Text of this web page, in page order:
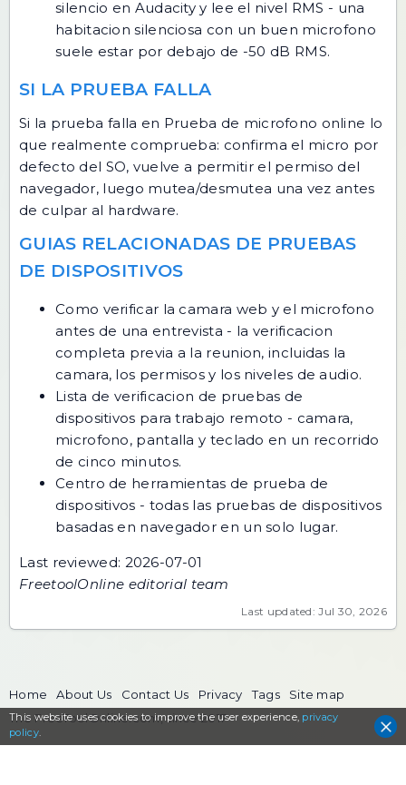
silencio en Audacity y lee el nivel RMS - una
habitacion silenciosa con un buen microfono
suele estar por debajo de -50 dB RMS.
SI LA PRUEBA FALLA
Si la prueba falla en Prueba de microfono online lo
que realmente comprueba: confirma el micro por
defecto del SO, vuelve a permitir el permiso del
navegador, luego mutea/desmutea una vez antes
de culpar al hardware.
GUIAS RELACIONADAS DE PRUEBAS
DE DISPOSITIVOS
Como verificar la camara web y el microfono
antes de una entrevista - la verificacion
completa previa a la reunion, incluidas la
camara, los permisos y los niveles de audio.
Lista de verificacion de pruebas de
dispositivos para trabajo remoto - camara,
microfono, pantalla y teclado en un recorrido
de cinco minutos.
Centro de herramientas de prueba de
dispositivos - todas las pruebas de dispositivos
basadas en navegador en un solo lugar.
Last reviewed: 2026-07-01
FreetoolOnline editorial team
Last updated: Jul 30, 2026
This website uses cookies to improve the user experience, privacy
policy.
Home About Us Contact Us Privacy Tags
Site map
The FreeToolOnline.com, since 2017